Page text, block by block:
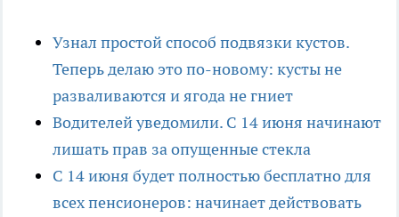
Узнал простой способ подвязки кустов.
Теперь делаю это по-новому: кусты не
разваливаются и ягода не гниет
Водителей уведомили. С 14 июня начинают
лишать прав за опущенные стекла
С 14 июня будет полностью бесплатно для
всех пенсионеров: начинает действовать